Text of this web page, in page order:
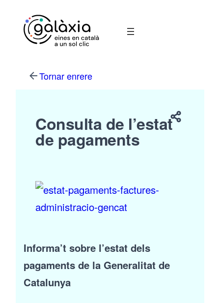
contingut
Tornar enrere
Consulta de l’estat
de pagaments
Informa’t sobre l’estat dels
pagaments de la Generalitat de
Catalunya